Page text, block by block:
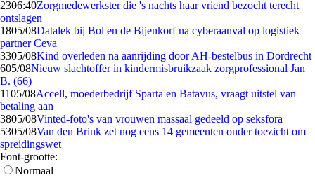
2306:40Zorgmedewerkster die 's nachts haar vriend bezocht terecht
ontslagen
1805/08Datalek bij Bol en de Bijenkorf na cyberaanval op logistiek
partner Ceva
3305/08Kind overleden na aanrijding door AH-bestelbus in Dordrecht
605/08Nieuw slachtoffer in kindermisbruikzaak zorgprofessional Jan
B. (66)
1105/08Accell, moederbedrijf Sparta en Batavus, vraagt uitstel van
betaling aan
3805/08Vinted-foto's van vrouwen massaal gedeeld op seksfora
5305/08Van den Brink zet nog eens 14 gemeenten onder toezicht om
spreidingswet
Font-grootte:
Normaal